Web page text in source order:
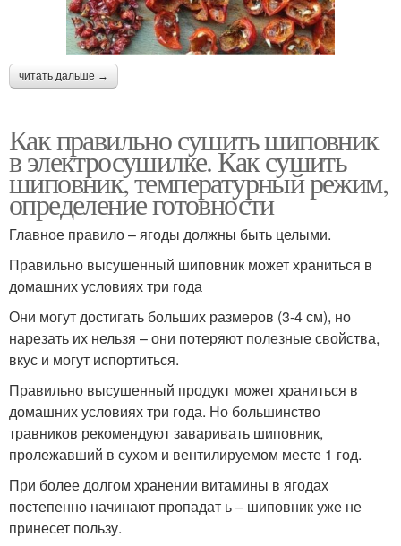
читать дальше →
Как правильно сушить шиповник
в электросушилке. Как сушить
шиповник, температурный режим,
определение готовности
Главное правило – ягоды должны быть целыми.
Правильно высушенный шиповник может храниться в
домашних условиях три года
Они могут достигать больших размеров (3-4 см), но
нарезать их нельзя – они потеряют полезные свойства,
вкус и могут испортиться.
Правильно высушенный продукт может храниться в
домашних условиях три года. Но большинство
травников рекомендуют заваривать шиповник,
пролежавший в сухом и вентилируемом месте 1 год.
При более долгом хранении витамины в ягодах
постепенно начинают пропадат ь – шиповник уже не
принесет пользу.